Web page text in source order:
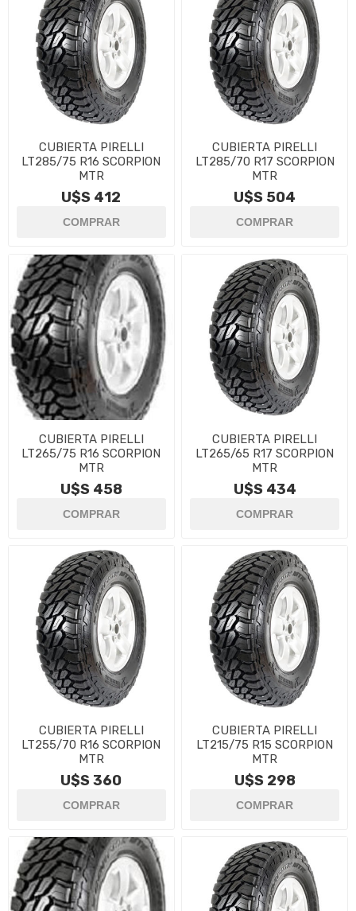
CUBIERTA PIRELLI
LT285/75 R16 SCORPION
MTR
U$S 412
CUBIERTA PIRELLI
LT285/70 R17 SCORPION
MTR
U$S 504
CUBIERTA PIRELLI
LT265/75 R16 SCORPION
MTR
U$S 458
CUBIERTA PIRELLI
LT265/65 R17 SCORPION
MTR
U$S 434
CUBIERTA PIRELLI
LT255/70 R16 SCORPION
MTR
U$S 360
CUBIERTA PIRELLI
LT215/75 R15 SCORPION
MTR
U$S 298